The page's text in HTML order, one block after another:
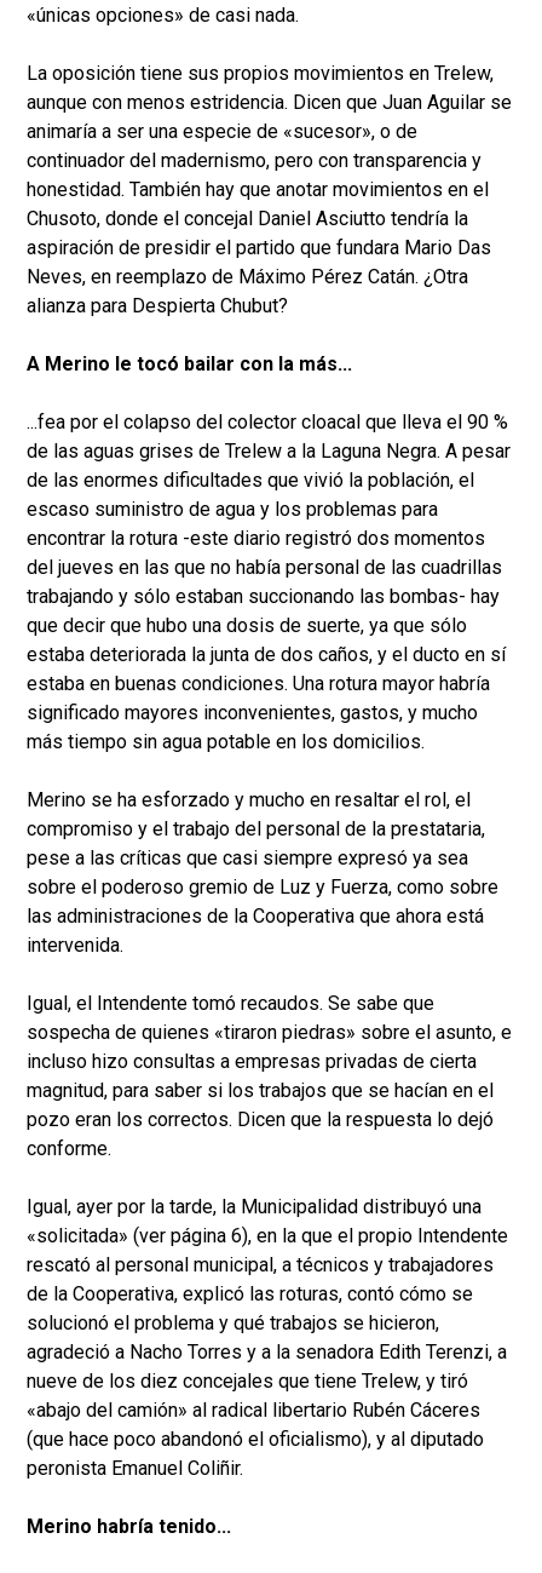
«únicas opciones» de casi nada.
La oposición tiene sus propios movimientos en Trelew,
aunque con menos estridencia. Dicen que Juan Aguilar se
animaría a ser una especie de «sucesor», o de
continuador del madernismo, pero con transparencia y
honestidad. También hay que anotar movimientos en el
Chusoto, donde el concejal Daniel Asciutto tendría la
aspiración de presidir el partido que fundara Mario Das
Neves, en reemplazo de Máximo Pérez Catán. ¿Otra
alianza para Despierta Chubut?
A Merino le tocó bailar con la más...
...fea por el colapso del colector cloacal que lleva el 90 %
de las aguas grises de Trelew a la Laguna Negra. A pesar
de las enormes dificultades que vivió la población, el
escaso suministro de agua y los problemas para
encontrar la rotura -este diario registró dos momentos
del jueves en las que no había personal de las cuadrillas
trabajando y sólo estaban succionando las bombas- hay
que decir que hubo una dosis de suerte, ya que sólo
estaba deteriorada la junta de dos caños, y el ducto en sí
estaba en buenas condiciones. Una rotura mayor habría
significado mayores inconvenientes, gastos, y mucho
más tiempo sin agua potable en los domicilios.
Merino se ha esforzado y mucho en resaltar el rol, el
compromiso y el trabajo del personal de la prestataria,
pese a las críticas que casi siempre expresó ya sea
sobre el poderoso gremio de Luz y Fuerza, como sobre
las administraciones de la Cooperativa que ahora está
intervenida.
Igual, el Intendente tomó recaudos. Se sabe que
sospecha de quienes «tiraron piedras» sobre el asunto, e
incluso hizo consultas a empresas privadas de cierta
magnitud, para saber si los trabajos que se hacían en el
pozo eran los correctos. Dicen que la respuesta lo dejó
conforme.
Igual, ayer por la tarde, la Municipalidad distribuyó una
«solicitada» (ver página 6), en la que el propio Intendente
rescató al personal municipal, a técnicos y trabajadores
de la Cooperativa, explicó las roturas, contó cómo se
solucionó el problema y qué trabajos se hicieron,
agradeció a Nacho Torres y a la senadora Edith Terenzi, a
nueve de los diez concejales que tiene Trelew, y tiró
«abajo del camión» al radical libertario Rubén Cáceres
(que hace poco abandonó el oficialismo), y al diputado
peronista Emanuel Coliñir.
Merino habría tenido...